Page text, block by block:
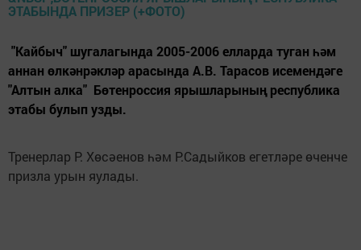
"Кайбыч" шугалагында 2005-2006 елларда туган һәм
аннан өлкәнрәкләр арасында А.В. Тарасов исемендәге
"Алтын алка" Бөтенроссия ярышларының республика
этабы булып узды.
Тренерлар Р. Хөсәенов һәм Р.Садыйков егетләре өченче
призла урын яулады.